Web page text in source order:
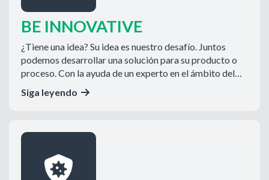
BE INNOVATIVE
¿Tiene una idea? Su idea es nuestro desafío. Juntos
podemos desarrollar una solución para su producto o
proceso. Con la ayuda de un experto en el ámbito del
diseño de productos y el dibujo técnico, se pueden
realizar nuevos productos en un corto período de
Siga leyendo